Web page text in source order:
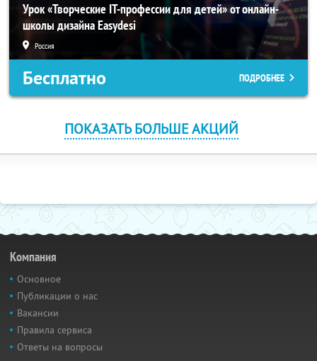
Урок «Творческие IT-профессии для детей» от онлайн-
школы дизайна Easydesi
Россия
Бесплатно ПОДРОБНЕЕ
ПОКАЗАТЬ БОЛЬШЕ АКЦИЙ
Компания
Основное
Публикации о нас
Вакансии
Правила сервиса
Ответы на вопросы